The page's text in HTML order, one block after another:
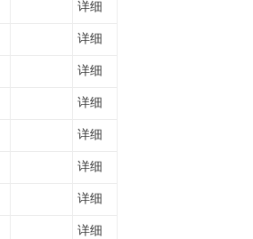
详细
详细
详细
详细
详细
详细
详细
详细